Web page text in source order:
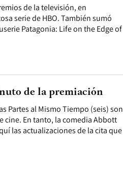
de la televisión, en
serie de HBO. También sumó
Patagonia: Life on the Edge of
Partes al Mismo Tiempo (seis) son
cine. En tanto, la comedia Abbott
las actualizaciones de la cita que
de la premiación